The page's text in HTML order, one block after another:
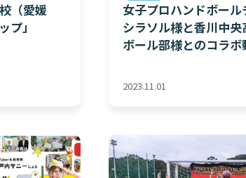
（愛媛
プ」
女子プロハンドボー
シラソル様と香川中
ボール部様とのコラボ
2023.11.01